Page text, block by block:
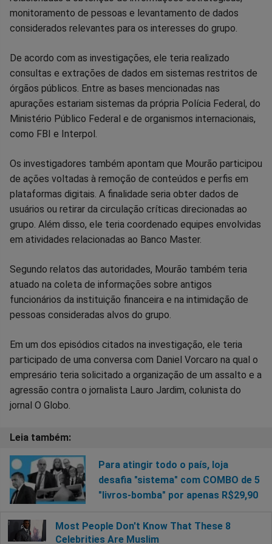
monitoramento de pessoas e levantamento de dados
considerados relevantes para os interesses do grupo.
De acordo com as investigações, ele teria realizado
consultas e extrações de dados em sistemas restritos de
órgãos públicos. Entre as bases mencionadas nas
apurações estariam sistemas da própria Polícia Federal, do
Ministério Público Federal e de organismos internacionais,
como FBI e Interpol.
Os investigadores também apontam que Mourão participou
de ações voltadas à remoção de conteúdos e perfis em
plataformas digitais. A finalidade seria obter dados de
usuários ou retirar da circulação críticas direcionadas ao
grupo. Além disso, ele teria coordenado equipes envolvidas
em atividades relacionadas ao Banco Master.
Segundo relatos das autoridades, Mourão também teria
atuado na coleta de informações sobre antigos
funcionários da instituição financeira e na intimidação de
pessoas consideradas alvos do grupo.
Em um dos episódios citados na investigação, ele teria
participado de uma conversa com Daniel Vorcaro na qual o
empresário teria solicitado a organização de um assalto e a
agressão contra o jornalista Lauro Jardim, colunista do
jornal O Globo.
Para atingir todo o país, loja
desafia "sistema" com COMBO de 5
"livros-bomba" por apenas R$29,90